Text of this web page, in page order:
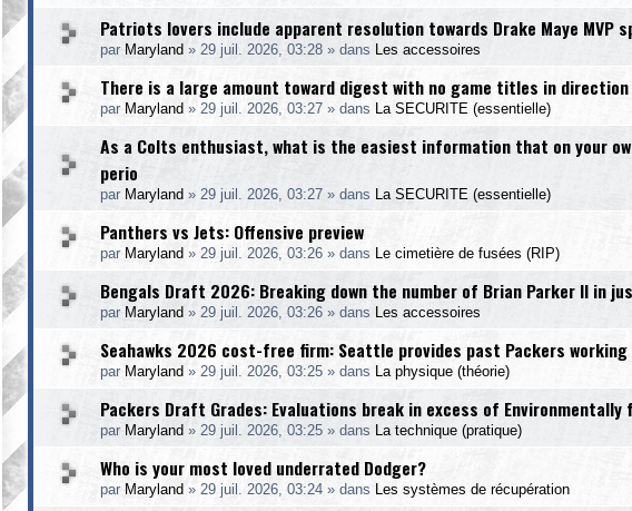
Patriots lovers include apparent resolution towards Drake Maye MVP
par Maryland » 29 juil. 2026, 03:28 » dans Les accessoires
There is a large amount toward digest with no game titles in
par Maryland » 29 juil. 2026, 03:27 » dans La SECURITE (essentielle)
As a Colts enthusiast, what is the easiest information that on your
perio
par Maryland » 29 juil. 2026, 03:27 » dans La SECURITE (essentielle)
Panthers vs Jets: Offensive preview
par Maryland » 29 juil. 2026, 03:26 » dans Le cimetière de fusées (RIP)
Bengals Draft 2026: Breaking down the number of Brian Parker II in
par Maryland » 29 juil. 2026, 03:26 » dans Les accessoires
Seahawks 2026 cost-free firm: Seattle provides past Packers working
par Maryland » 29 juil. 2026, 03:25 » dans La physique (théorie)
Packers Draft Grades: Evaluations break in excess of
par Maryland » 29 juil. 2026, 03:25 » dans La technique (pratique)
Who is your most loved underrated Dodger?
par Maryland » 29 juil. 2026, 03:24 » dans Les systèmes de récupération